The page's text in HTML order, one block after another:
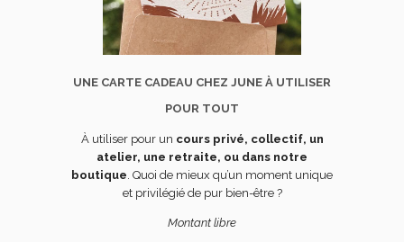
UNE CARTE CADEAU CHEZ JUNE À UTILISER
POUR TOUT
À utiliser pour un cours privé, collectif, un
atelier, une retraite, ou dans notre
boutique . Quoi de mieux qu’un moment unique
et privilégié de pur bien-être ?
Montant libre